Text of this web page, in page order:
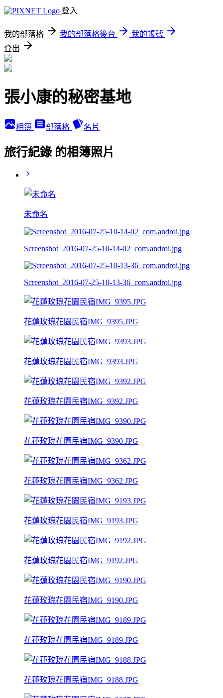
登入
我的部落格 我的部落格後台
我的帳號
登出
張小康的秘密基地
相簿 部落格 名片
旅行紀錄 的相簿照片
未命名
Screenshot_2016-07-25-10-14-02_com.androi.jpg
Screenshot_2016-07-25-10-13-36_com.androi.jpg
花蓮玫瑰花園民宿IMG_9395.JPG
花蓮玫瑰花園民宿IMG_9393.JPG
花蓮玫瑰花園民宿IMG_9392.JPG
花蓮玫瑰花園民宿IMG_9390.JPG
花蓮玫瑰花園民宿IMG_9362.JPG
花蓮玫瑰花園民宿IMG_9193.JPG
花蓮玫瑰花園民宿IMG_9192.JPG
花蓮玫瑰花園民宿IMG_9190.JPG
花蓮玫瑰花園民宿IMG_9189.JPG
花蓮玫瑰花園民宿IMG_9188.JPG